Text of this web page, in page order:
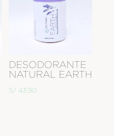
DESODORANTE
NATURAL EARTH
S/ 43.90